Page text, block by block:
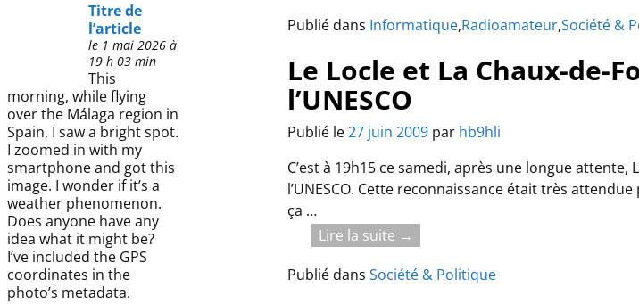
Publié dans Informatique,Radioamateur,Société &
Le Locle et La Chaux-de-
l’UNESCO
Publié le27 juin 2009 par hb9hli
C’est à 19h15 ce samedi, après une longue
l’UNESCO. Cette reconnaissance était très
ça …
Lire la suite →
Publié dans Société & Politique
Titre de
l’article
le 1 mai 2026 à
19 h 03 min
This
morning, while flying
over the Málaga region in
Spain, I saw a bright spot.
I zoomed in with my
smartphone and got this
image. I wonder if it’s a
weather phenomenon.
Does anyone have any
idea what it might be?
I’ve included the GPS
coordinates in the
photo’s metadata.